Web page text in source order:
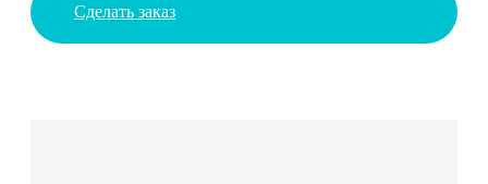
Сделать заказ